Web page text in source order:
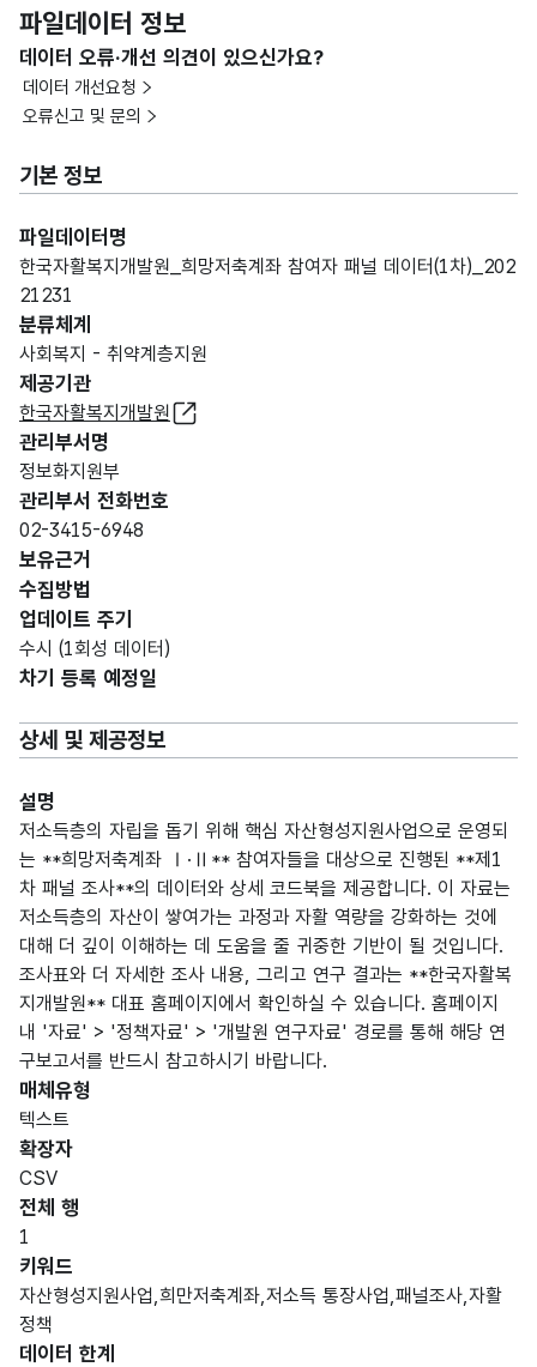
파일데이터 정보
데이터 오류·개선 의견이 있으신가요?
데이터 개선요청
오류신고 및 문의
기본 정보
파일데이터명
한국자활복지개발원_희망저축계좌 참여자 패널 데이터(1차)_202
21231
분류체계
사회복지 - 취약계층지원
제공기관
한국자활복지개발원
관리부서명
정보화지원부
관리부서 전화번호
02-3415-6948
보유근거
수집방법
업데이트 주기
수시 (1회성 데이터)
차기 등록 예정일
상세 및 제공정보
설명
저소득층의 자립을 돕기 위해 핵심 자산형성지원사업으로 운영되
는 **희망저축계좌 Ⅰ·Ⅱ** 참여자들을 대상으로 진행된 **제1
차 패널 조사**의 데이터와 상세 코드북을 제공합니다. 이 자료는
저소득층의 자산이 쌓여가는 과정과 자활 역량을 강화하는 것에
대해 더 깊이 이해하는 데 도움을 줄 귀중한 기반이 될 것입니다.
조사표와 더 자세한 조사 내용, 그리고 연구 결과는 **한국자활복
지개발원** 대표 홈페이지에서 확인하실 수 있습니다. 홈페이지
내 '자료' > '정책자료' > '개발원 연구자료' 경로를 통해 해당 연
구보고서를 반드시 참고하시기 바랍니다.
매체유형
텍스트
확장자
CSV
전체 행
1
키워드
자산형성지원사업,희만저축계좌,저소득 통장사업,패널조사,자활
정책
데이터 한계